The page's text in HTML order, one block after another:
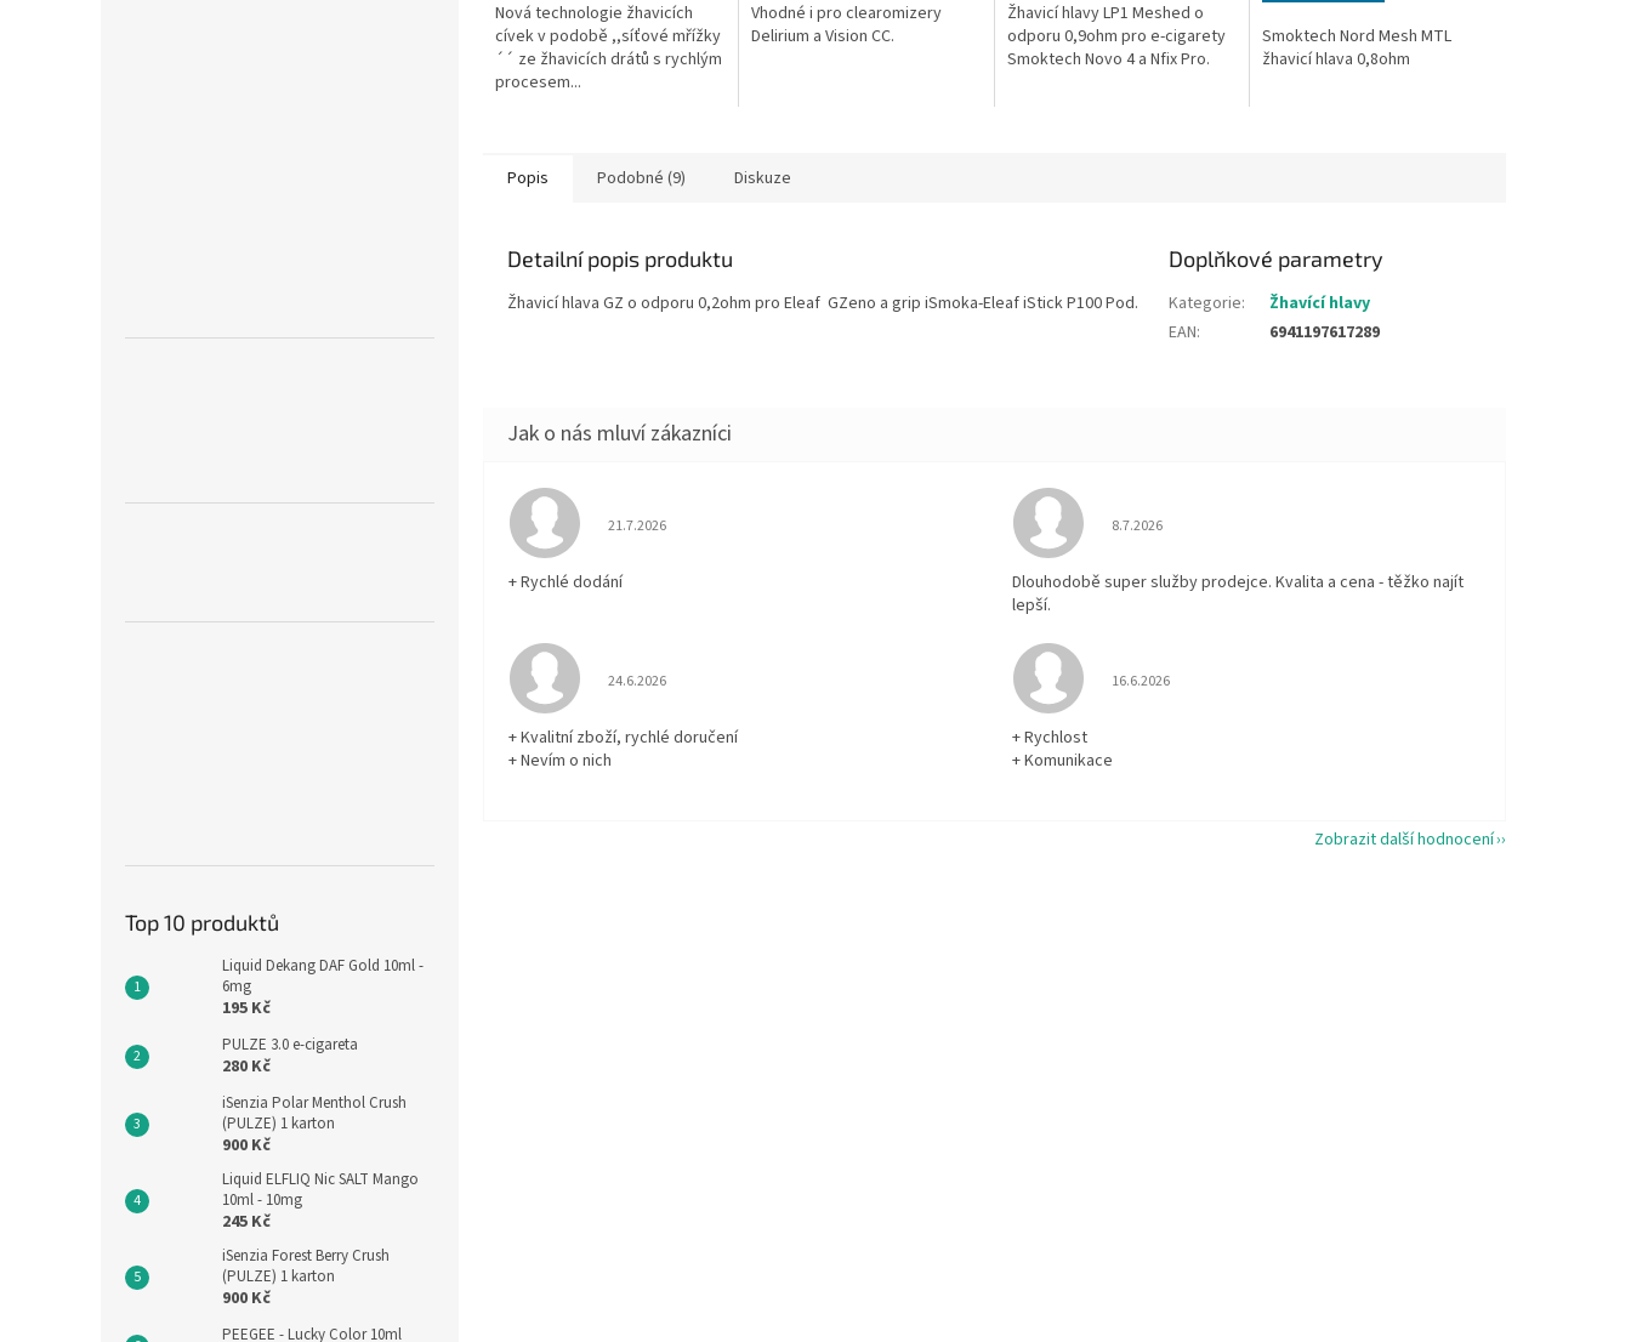
Top 10 produktů
Liquid Dekang DAF Gold 10ml -
6mg
195 Kč
PULZE 3.0 e-cigareta
280 Kč
iSenzia Polar Menthol Crush
(PULZE) 1 karton
900 Kč
Liquid ELFLIQ Nic SALT Mango
10ml - 10mg
245 Kč
iSenzia Forest Berry Crush
(PULZE) 1 karton
900 Kč
PEEGEE - Lucky Color 10ml
Nová technologie žhavicích
cívek v podobě ,,síťové mřížky
´´ ze žhavicích drátů s rychlým
procesem...
Vhodné i pro clearomizery
Delirium a Vision CC.
Žhavicí hlavy LP1 Meshed o
odporu 0,9ohm pro e-cigarety
Smoktech Novo 4 a Nfix Pro.
hvězdiček.
Smoktech Nord Mesh MTL
žhavicí hlava 0,8ohm
Popis Podobné (9) Diskuze
Detailní popis produktu
Žhavicí hlava GZ o odporu 0,2ohm pro Eleaf GZeno a grip iSmoka-Eleaf iStick P100 Pod.
Doplňkové parametry
Kategorie:
Žhavící hlavy
EAN: 6941197617289
Hodnocení obchodu je 5 z 5 hvězdiček.
21.7.2026
+ Rychlé dodání
Hodnocení obchodu je 5 z 5 hvězdiček.
8.7.2026
Dlouhodobě super služby prodejce. Kvalita a cena - těžko najít
lepší.
Hodnocení obchodu je 5 z 5 hvězdiček.
24.6.2026
+ Kvalitní zboží, rychlé doručení
+ Nevím o nich
Hodnocení obchodu je 5 z 5 hvězdiček.
16.6.2026
+ Rychlost
+ Komunikace
Zobrazit další hodnocení